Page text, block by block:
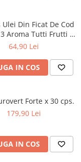
Din Ficat De Cod
Aroma Tutti Frutti x
250 ml
64,90 Lei
IN COS
Forte x 30 cps.
179,90 Lei
IN COS